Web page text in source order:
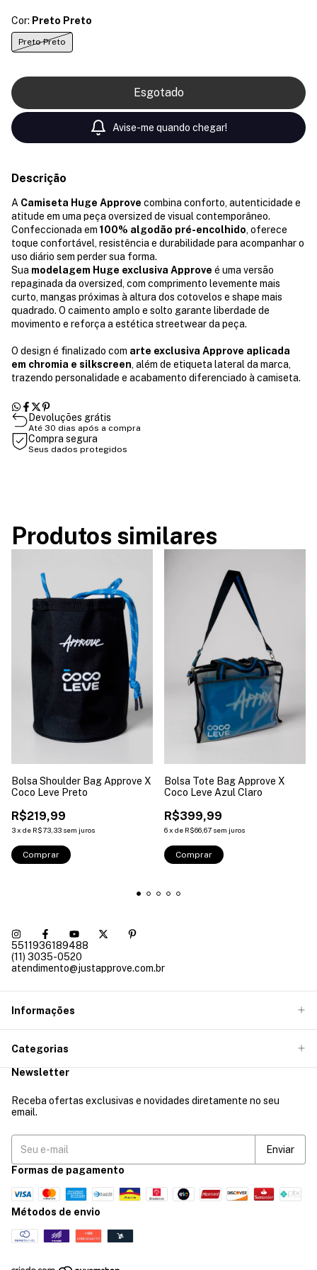
Cor: Preto Preto
Preto Preto
Avise-me quando chegar!
Descrição
A Camiseta Huge Approve combina conforto, autenticidade e
atitude em uma peça oversized de visual contemporâneo.
Confeccionada em 100% algodão pré-encolhido, oferece
toque confortável, resistência e durabilidade para acompanhar o
uso diário sem perder sua forma.
Sua modelagem Huge exclusiva Approve é uma versão
repaginada da oversized, com comprimento levemente mais
curto, mangas próximas à altura dos cotovelos e shape mais
quadrado. O caimento amplo e solto garante liberdade de
movimento e reforça a estética streetwear da peça.
O design é finalizado com arte exclusiva Approve aplicada
em chromia e silkscreen, além de etiqueta lateral da marca,
trazendo personalidade e acabamento diferenciado à camiseta.
Devoluções grátis
Até 30 dias após a compra
Compra segura
Seus dados protegidos
Produtos similares
Bolsa Shoulder Bag Approve X
Coco Leve Preto
R$219,99
3x de R$73,33 sem juros
Comprar
Bolsa Tote Bag Approve X
Coco Leve Azul Claro
R$399,99
6x de R$66,67 sem juros
Comprar
5511936189488
(11) 3035-0520
atendimento@justapprove.com.br
Informações
Categorias
Newsletter
Receba ofertas exclusivas e novidades diretamente no seu
email.
Formas de pagamento
Métodos de envio